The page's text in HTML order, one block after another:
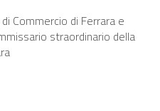
Commercio di Ferrara e
straordinario della